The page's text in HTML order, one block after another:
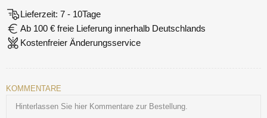
Lieferzeit: 7 - 10Tage
Ab 100 € freie Lieferung innerhalb Deutschlands
Kostenfreier Änderungsservice
KOMMENTARE